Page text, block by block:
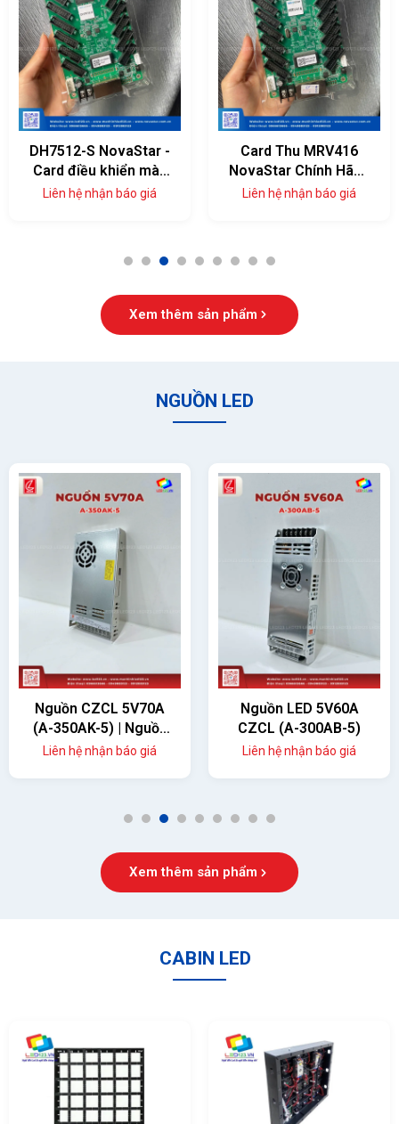
DH7512-S NovaStar -
Card điều khiển màn
hình LED 12 cổng
Liên hệ nhận báo giá
Card Thu MRV416
NovaStar Chính Hãng
— 16 Cổng HUB75E,
Liên hệ nhận báo giá
1 2 3 4 5 6 7 8 9
Xem thêm sản phẩm
NGUỒN LED
Nguồn CZCL 5V70A
(A-350AK-5) | Nguồn
Màn Hình LED 350W
Liên hệ nhận báo giá
Nguồn LED 5V60A
CZCL (A-300AB-5)
Liên hệ nhận báo giá
1 2 3 4 5 6 7 8 9
Xem thêm sản phẩm
CABIN LED